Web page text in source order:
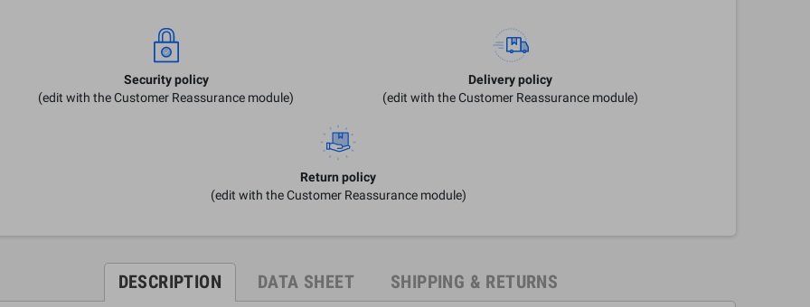
Security policy
(edit with the Customer Reassurance module)
Delivery policy
(edit with the Customer Reassurance module)
Return policy
(edit with the Customer Reassurance module)
DESCRIPTION DATA SHEET SHIPPING & RETURNS